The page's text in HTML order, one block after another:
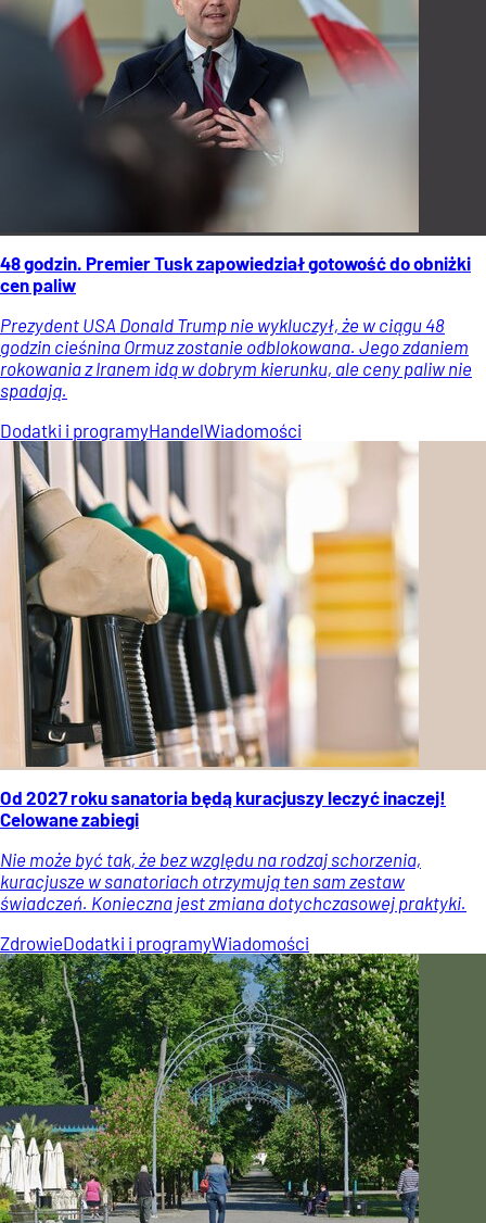
48 godzin. Premier Tusk zapowiedział gotowość do obniżki
cen paliw
Prezydent USA Donald Trump nie wykluczył, że w ciągu 48
godzin cieśnina Ormuz zostanie odblokowana. Jego zdaniem
rokowania z Iranem idą w dobrym kierunku, ale ceny paliw nie
spadają.
Dodatki i programyHandelWiadomości
Od 2027 roku sanatoria będą kuracjuszy leczyć inaczej!
Celowane zabiegi
Nie może być tak, że bez względu na rodzaj schorzenia,
kuracjusze w sanatoriach otrzymują ten sam zestaw
świadczeń. Konieczna jest zmiana dotychczasowej praktyki.
ZdrowieDodatki i programyWiadomości